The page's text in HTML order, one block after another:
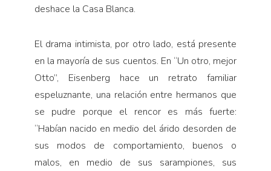
deshace la Casa Blanca.
El drama intimista, por otro lado, está presente
en la mayoría de sus cuentos. En “Un otro, mejor
Otto”, Eisenberg hace un retrato familiar
espeluznante, una relación entre hermanos que
se pudre porque el rencor es más fuerte:
“Habían nacido en medio del árido desorden de
sus modos de comportamiento, buenos o
malos, en medio de sus sarampiones, sus